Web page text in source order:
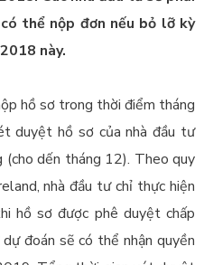
thể nộp đơn nếu bỏ lỡ kỳ
này.
hồ sơ trong thời điểm tháng
duyệt hồ sơ của nhà đầu tư
dến tháng 12). Theo quy
nhà đầu tư chỉ thực hiện
hồ sơ được phê duyệt chấp
đoán sẽ có thể nhận quyền